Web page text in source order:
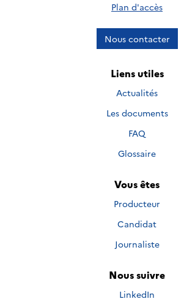
Plan d'accès
Nous contacter
Liens utiles
Actualités
Les documents
FAQ
Glossaire
Vous êtes
Producteur
Candidat
Journaliste
Nous suivre
Nous suivre sur
LinkedIn